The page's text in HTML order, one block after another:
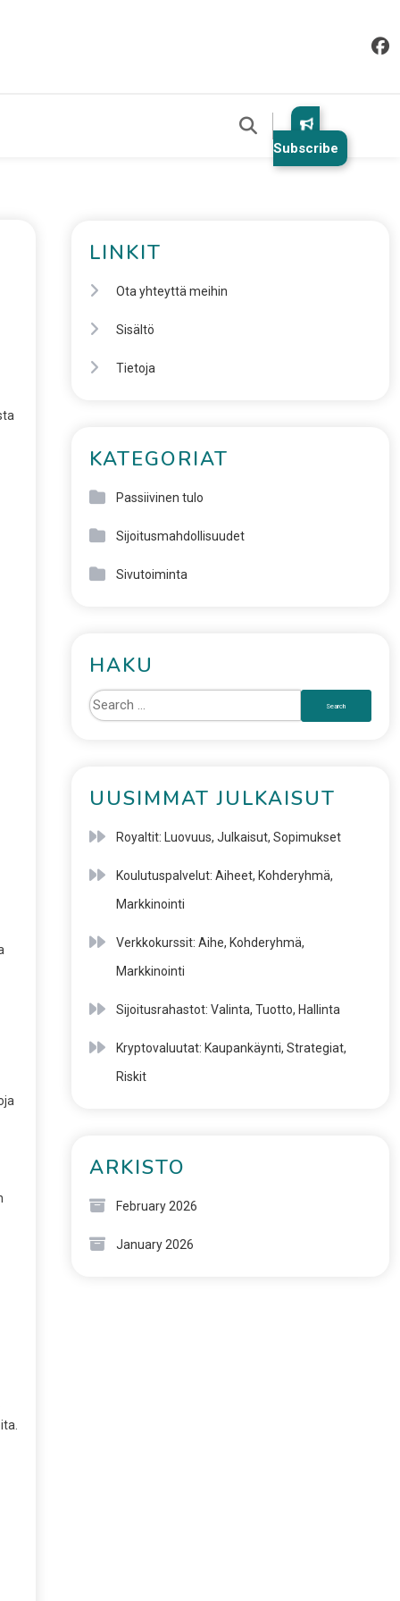
Subscribe
LINKIT
Ota yhteyttä meihin
Sisältö
Tietoja
KATEGORIAT
Passiivinen tulo
Sijoitusmahdollisuudet
Sivutoiminta
HAKU
UUSIMMAT JULKAISUT
Royaltit: Luovuus, Julkaisut, Sopimukset
Koulutuspalvelut: Aiheet, Kohderyhmä,
Markkinointi
Verkkokurssit: Aihe, Kohderyhmä,
Markkinointi
Sijoitusrahastot: Valinta, Tuotto, Hallinta
Kryptovaluutat: Kaupankäynti, Strategiat,
Riskit
ARKISTO
February 2026
January 2026